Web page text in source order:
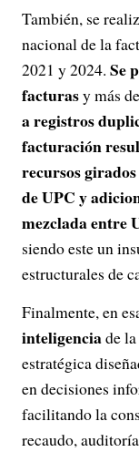
También, se
nacional de la
2021 y 2024. Se
facturasy más de
a registros
facturación
recursos
de UPC y
mezclada entre
siendo este un
estructurales de
Finalmente, en
inteligenciade
estratégica
en decisiones
facilitando la
recaudo,